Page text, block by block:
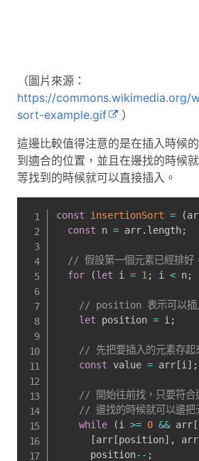
（圖片來源：
https://commons.wikimedia.org/
sort-example.gif
）
這邊比較值得注意的是在插入時候
到適合的位置，並且在邊找的時候
等找到的時候就可以直接插入。
const insertionSort = (
const n = arr. length;
// 假設第一個元素已經排好
for
(let i = 1 ; i < n;
// position 表示可以插
let position = i ;
// 先把要插入的元素存起
const value = arr[i ] ;
// 開始往前找，只要符合
// 邊找的時候就可以邊把
while
(i >= 0 && arr[
[arr[position] , arr
      position
-- ;